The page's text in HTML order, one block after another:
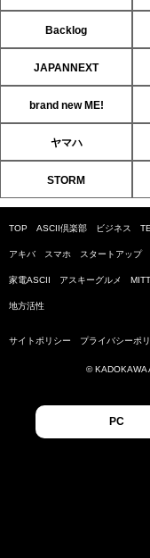
Backlog
JAPANNEXT
brand new ME!
ヤマハ
STORM
TOP ASCII倶楽部 ビジネス
アキバ スマホ スタートアップ
家電ASCII アスキーグルメ
地方活性
サイトポリシー プライバシーポ
© KADOKAWA
PC